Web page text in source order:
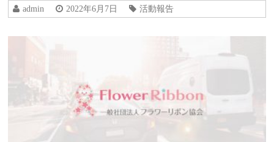
admin 2022年6月7日 活動報告